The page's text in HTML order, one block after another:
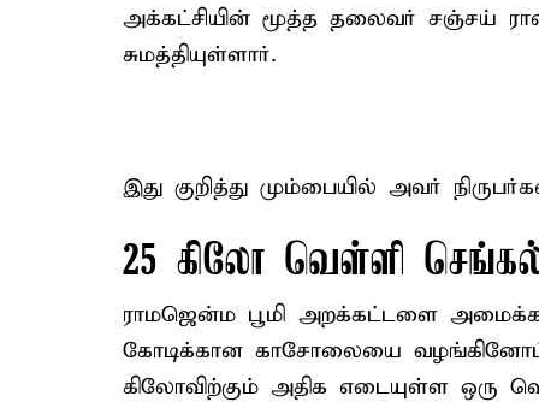
அக்கட்சியின் மூத்த தலைவர் சஞ்சய்
சுமத்தியுள்ளார்.
இது குறித்து மும்பையில் அவர்
25 கிலோ வெள்ளி
ராமஜென்ம பூமி அறக்கட்டளை
கோடிக்கான காசோலையை வழங்கினோம்.
கிலோவிற்கும் அதிக எடையுள்ள